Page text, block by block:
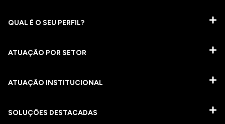
QUAL É O SEU PERFIL?
ATUAÇÃO POR SETOR
ATUAÇÃO INSTITUCIONAL
SOLUÇÕES DESTACADAS